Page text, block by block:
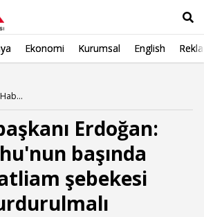
Ekonomi Kurumsal English
Politika Haberleri
Erdoğan:
başında
şebekesi